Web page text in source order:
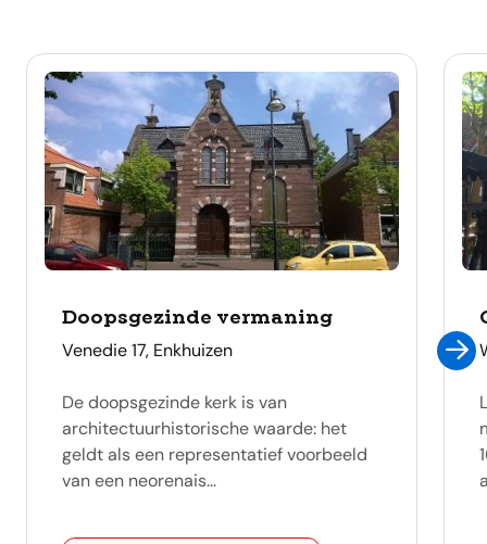
Doopsgezinde vermaning
adres
Venedie 17, Enkhuizen
De doopsgezinde kerk is van
architectuurhistorische waarde: het
geldt als een representatief voorbeeld
van een neorenais...